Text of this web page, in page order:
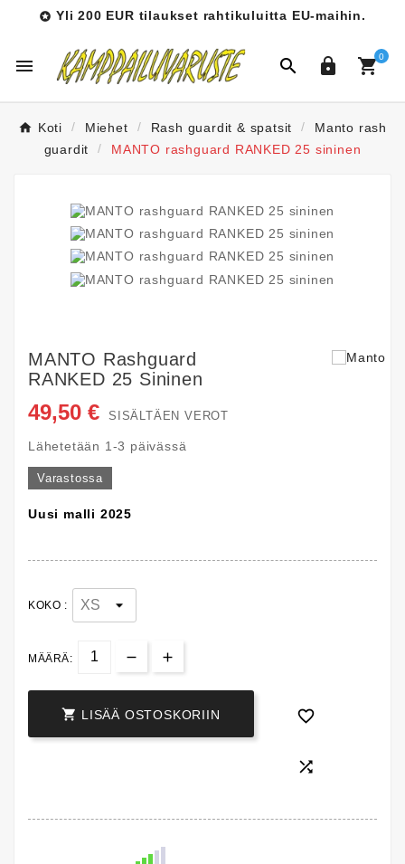
 Yli 200 EUR tilaukset rahtikuluitta EU-maihin.
   0
Koti Miehet Rash guardit & spatsit
Manto rash
guardit
MANTO rashguard RANKED 25 sininen
MANTO Rashguard
RANKED 25 Sininen
49,50 € SISÄLTÄEN VEROT
Lähetetään 1-3 päivässä
Varastossa
Uusi malli 2025
KOKO :
MÄÄRÄ:
 LISÄÄ OSTOSKORIIN 
